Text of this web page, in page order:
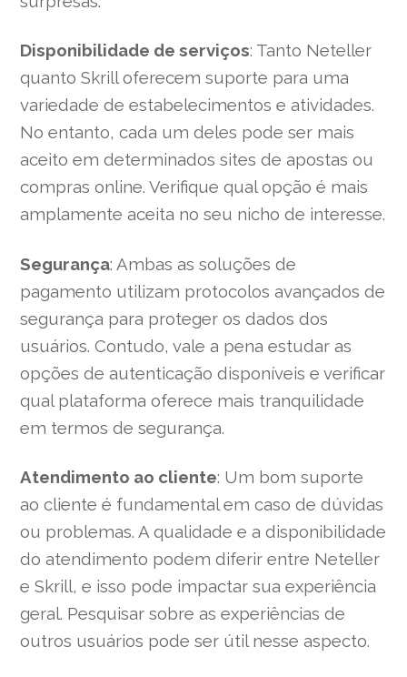
Disponibilidade de serviços: Tanto Neteller
quanto Skrill oferecem suporte para uma
variedade de estabelecimentos e atividades.
No entanto, cada um deles pode ser mais
aceito em determinados sites de apostas ou
compras online. Verifique qual opção é mais
amplamente aceita no seu nicho de interesse.
Segurança: Ambas as soluções de
pagamento utilizam protocolos avançados de
segurança para proteger os dados dos
usuários. Contudo, vale a pena estudar as
opções de autenticação disponíveis e verificar
qual plataforma oferece mais tranquilidade
em termos de segurança.
Atendimento ao cliente: Um bom suporte
ao cliente é fundamental em caso de dúvidas
ou problemas. A qualidade e a disponibilidade
do atendimento podem diferir entre Neteller
e Skrill, e isso pode impactar sua experiência
geral. Pesquisar sobre as experiências de
outros usuários pode ser útil nesse aspecto.